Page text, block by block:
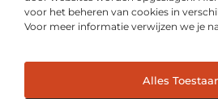
voor het beheren van cookies in
Voor meer informatie verwijzen we je
Alles